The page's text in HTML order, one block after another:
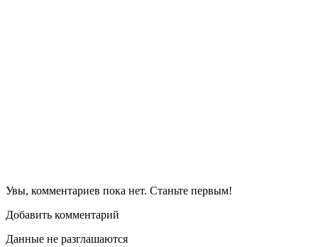
Увы, комментариев пока нет. Станьте первым!
Добавить комментарий
Данные не разглашаются